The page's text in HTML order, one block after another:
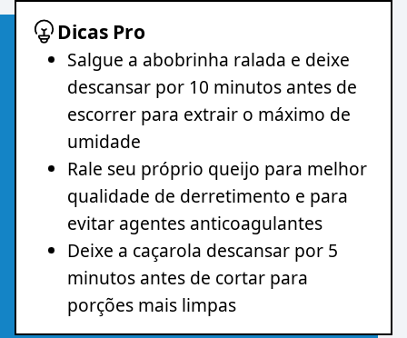
Dicas Pro
Salgue a abobrinha ralada e deixe
descansar por 10 minutos antes de
escorrer para extrair o máximo de
umidade
Rale seu próprio queijo para melhor
qualidade de derretimento e para
evitar agentes anticoagulantes
Deixe a caçarola descansar por 5
minutos antes de cortar para
porções mais limpas